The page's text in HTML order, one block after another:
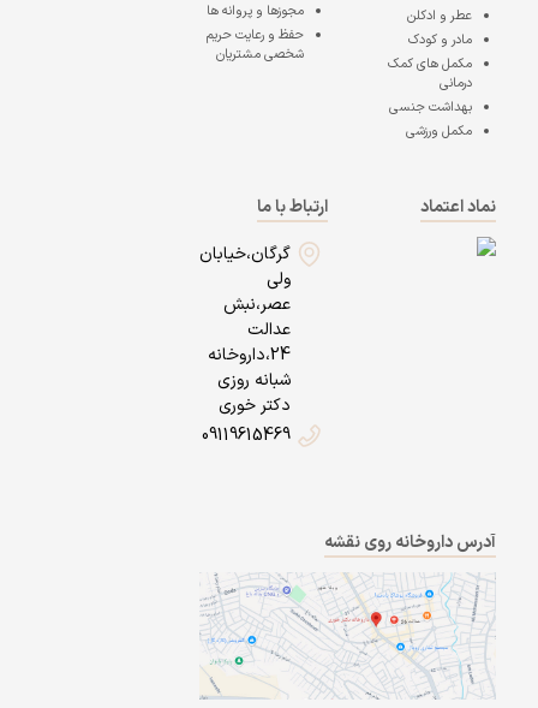
عطر و ادکلن
مادر و کودک
مکمل های کمک
درمانی
بهداشت جنسی
مکمل ورزشی
مجوزها و پروانه ها
حفظ و رعایت حریم
شخصی مشتریان
نماد اعتماد
ارتباط با ما
گرگان،خیابان
ولی
عصر،نبش
عدالت
24،داروخانه
شبانه روزی
دکتر خوری
09119615469
آدرس داروخانه روی نقشه